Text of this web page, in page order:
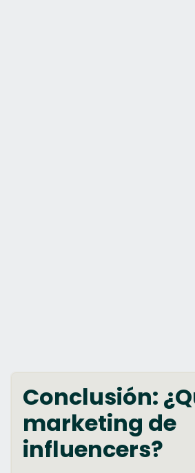
Conclusión:
marketing de
influencers?